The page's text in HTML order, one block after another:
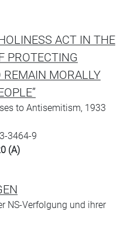
ACT IN THE
PROTECTING
REMAIN MORALLY
to Antisemitism, 1933
3464-9
(A)
NS-Verfolgung und ihrer